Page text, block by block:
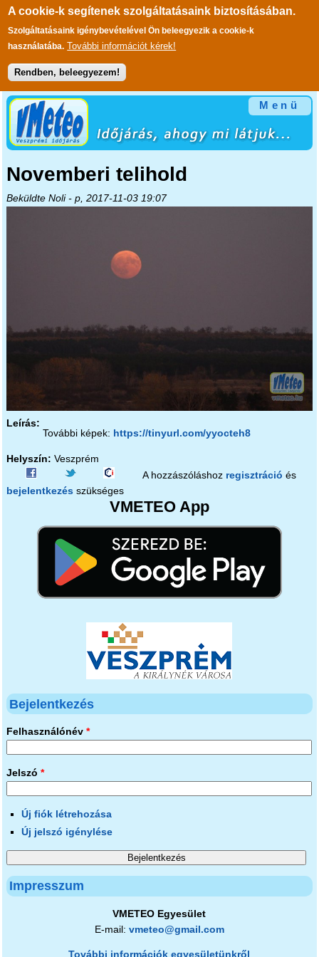
A cookie-k segítenek szolgáltatásaink biztosításában.
Szolgáltatásaink igénybevételével Ön beleegyezik a cookie-k
használatába. További információt kérek!
Rendben, beleegyezem!
Ugrás a tartalomra
Menü
Novemberi telihold
Beküldte Noli- p, 2017-11-03 19:07
Leírás:
További képek: https://tinyurl.com/yyocteh8
Helyszín: Veszprém
A hozzászóláshoz regisztráció és
bejelentkezés szükséges
VMETEO App
Bejelentkezés
Felhasználónév *
Jelszó *
Új fiók létrehozása
Új jelszó igénylése
Impresszum
VMETEO Egyesület
E-mail: vmeteo@gmail.com
További információk egyesületünkről